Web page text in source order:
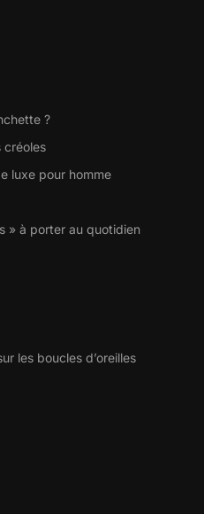
?
créoles
luxe pour homme
» à porter au quotidien
les boucles d’oreilles